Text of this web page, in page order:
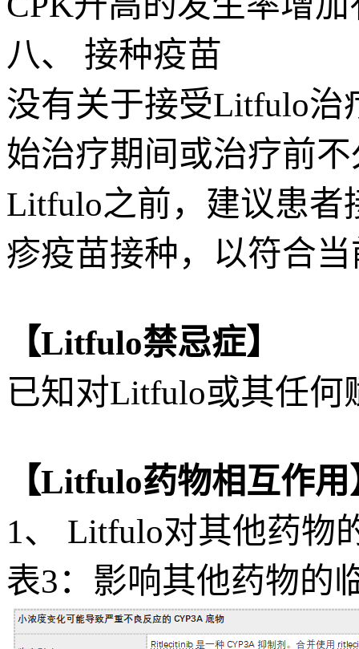
八、 接种疫苗
没有关于接受Litfulo治
始治疗期间或治疗前
Litfulo之前，建议患者
疹疫苗接种，以符合
【Litfulo禁忌症】
已知对Litfulo或其任
【Litfulo药物相互作用
1、 Litfulo对其他药物
表3：影响其他药物的